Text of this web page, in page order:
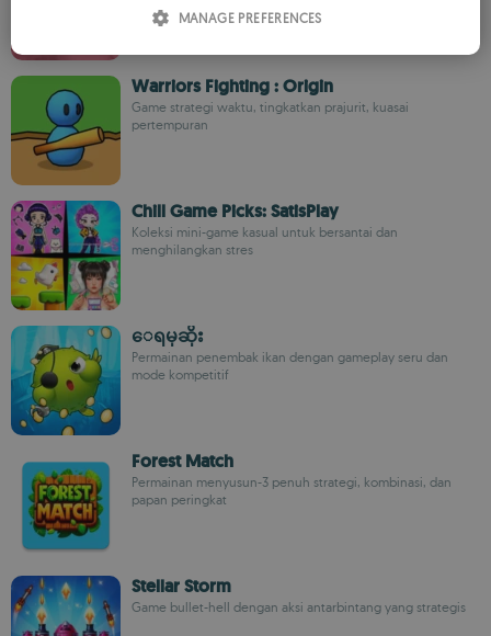
Warriors Fighting : Origin
Game strategi waktu, tingkatkan prajurit, kuasai
pertempuran
Chill Game Picks: SatisPlay
Koleksi mini-game kasual untuk bersantai dan
menghilangkan stres
ေရမုဆိုး
Permainan penembak ikan dengan gameplay seru dan
mode kompetitif
Forest Match
Permainan menyusun-3 penuh strategi, kombinasi, dan
papan peringkat
Stellar Storm
Game bullet-hell dengan aksi antarbintang yang strategis
MANAGE PREFERENCES